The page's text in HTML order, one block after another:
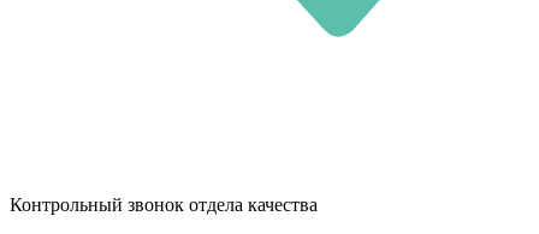
Контрольный звонок отдела качества